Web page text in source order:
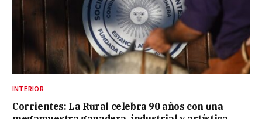
INTERIOR
Corrientes: La Rural celebra 90 años con una